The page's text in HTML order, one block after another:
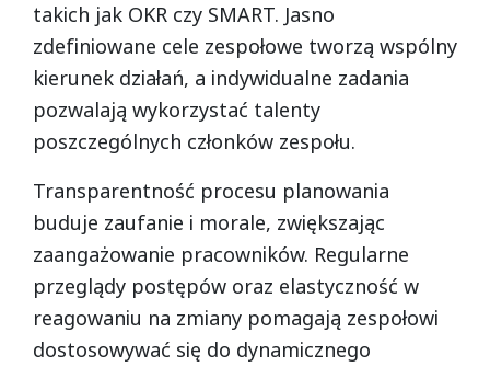
takich jak OKR czy SMART. Jasno
zdefiniowane cele zespołowe tworzą wspólny
kierunek działań, a indywidualne zadania
pozwalają wykorzystać talenty
poszczególnych członków zespołu.
Transparentność procesu planowania
buduje zaufanie i morale, zwiększając
zaangażowanie pracowników. Regularne
przeglądy postępów oraz elastyczność w
reagowaniu na zmiany pomagają zespołowi
dostosowywać się do dynamicznego